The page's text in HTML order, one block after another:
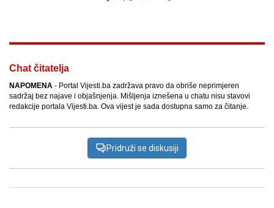
Chat čitatelja
NAPOMENA - Portal Vijesti.ba zadržava pravo da obriše neprimjeren
sadržaj bez najave i objašnjenja. Mišljenja iznešena u chatu nisu stavovi
redakcije portala Vijesti.ba. Ova vijest je sada dostupna samo za čitanje.
Pridruži se diskusiji